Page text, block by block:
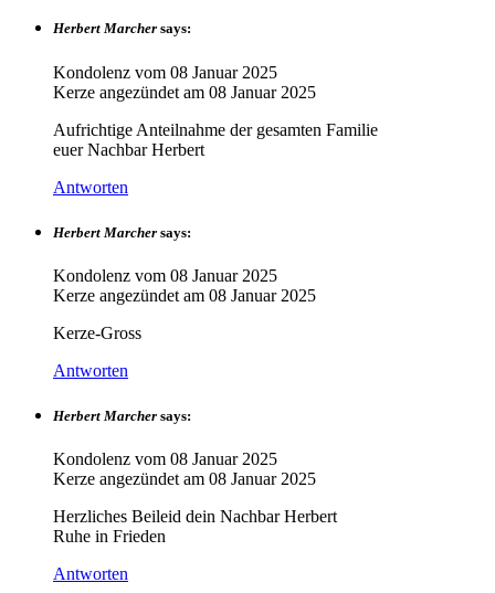
Herbert Marcher says:
Kondolenz vom 08 Januar 2025
Kerze angezündet am 08 Januar 2025
Aufrichtige Anteilnahme der gesamten Familie
euer Nachbar Herbert
Antworten
Herbert Marcher says:
Kondolenz vom 08 Januar 2025
Kerze angezündet am 08 Januar 2025
Kerze-Gross
Antworten
Herbert Marcher says:
Kondolenz vom 08 Januar 2025
Kerze angezündet am 08 Januar 2025
Herzliches Beileid dein Nachbar Herbert
Ruhe in Frieden
Antworten